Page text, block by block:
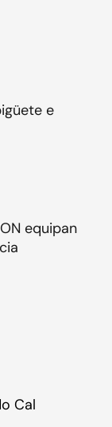
e
equipan
Cal